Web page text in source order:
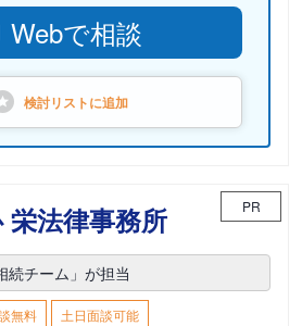
Webで相談
検討リストに追加
栄法律事務所 PR
続チーム」が担当
無料
土日面談可能